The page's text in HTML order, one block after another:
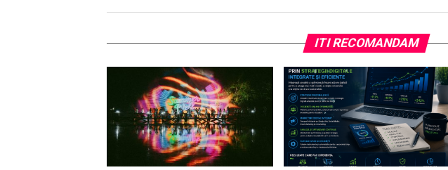
ITI RECOMANDAM